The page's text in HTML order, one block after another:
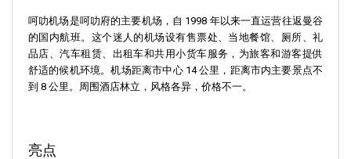
呵叻机场是呵叻府的主要机场，自 1998 年以来一直运营往返曼谷
的国内航班。这个迷人的机场设有售票处、当地餐馆、厕所、礼
品店、汽车租赁、出租车和共用小货车服务，为旅客和游客提供
舒适的候机环境。机场距离市中心 14 公里，距离市内主要景点不
到 8 公里。周围酒店林立，风格各异，价格不一。
亮点